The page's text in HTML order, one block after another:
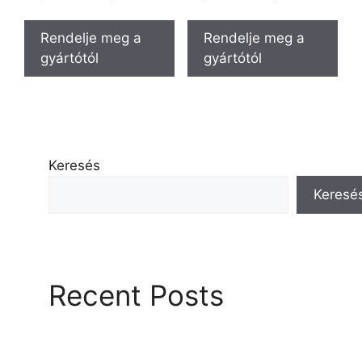
was:
23,800.00 Ft.
is:
11,900.00 Ft.
Rendelje meg a
gyártótól
was:
23,800.00 Ft.
is:
Rendelje meg a
gyártótól
Keresés
Recent Posts